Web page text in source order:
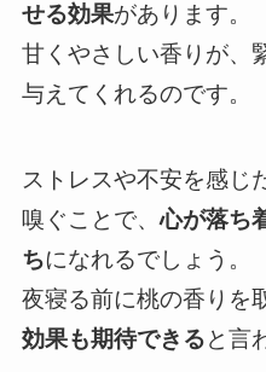
せる効果があります。
甘くやさしい香りが、
与えてくれるのです。
ストレスや不安を感じ
嗅ぐことで、心が落ち
ちになれるでしょう。
夜寝る前に桃の香りを
効果も期待できると言